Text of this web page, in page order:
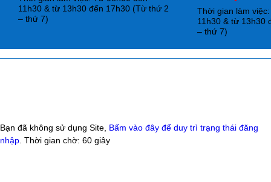
11h30 & từ 13h30 đến 17h30 (Từ thứ 2
– thứ 7)
Thời gian làm
11h30 & từ 13h30
– thứ 7)
Bạn đã không sử dụng Site, Bấm vào đây để duy trì trạng thái đăng
nhập . Thời gian chờ: 60 giây